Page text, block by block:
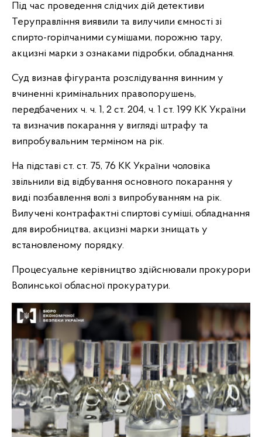
Під час проведення слідчих дій детективи
Теруправління виявили та вилучили ємності зі
спирто-горілчаними сумішами, порожню тару,
акцизні марки з ознаками підробки, обладнання.
Суд визнав фігуранта розслідування винним у
вчиненні кримінальних правопорушень,
передбачених ч. ч. 1, 2 ст. 204, ч. 1 ст. 199 КК України
та визначив покарання у вигляді штрафу та
випробувальним терміном на рік.
На підставі ст. ст. 75, 76 КК України чоловіка
звільнили від відбування основного покарання у
виді позбавлення волі з випробуванням на рік.
Вилучені контрафактні спиртові суміші, обладнання
для виробництва, акцизні марки знищать у
встановленому порядку.
Процесуальне керівництво здійснювали прокурори
Волинської обласної прокуратури.